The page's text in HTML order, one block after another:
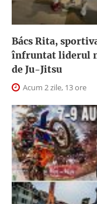
Bács Rita,
înfruntat liderul
de Ju-Jitsu
Acum 2 zile, 13 ore